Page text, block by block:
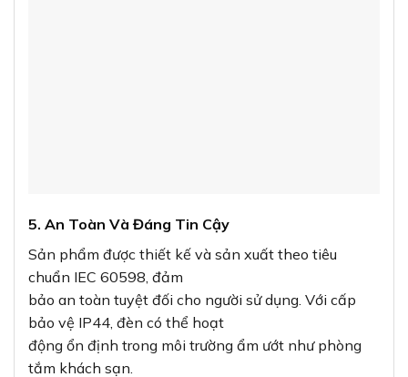
5. An Toàn Và Đáng Tin Cậy
Sản phẩm được thiết kế và sản xuất theo tiêu
chuẩn IEC 60598, đảm
bảo an toàn tuyệt đối cho người sử dụng. Với cấp
bảo vệ IP44, đèn có thể hoạt
động ổn định trong môi trường ẩm ướt như phòng
tắm khách sạn.